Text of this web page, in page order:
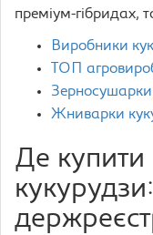
преміум-гібридах,
Виробники
ТОП
Зерносушарки
Жниварки
Де купити